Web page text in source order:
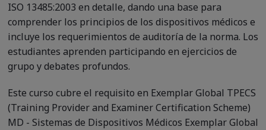
ISO 13485:2003 en detalle, dando una base para
comprender los principios de los dispositivos médicos e
incluye los requerimientos de auditoría de la norma. Los
estudiantes aprenden participando en ejercicios de
grupo y debates profundos.
Este curso cubre el requisito en Exemplar Global TPECS
(Training Provider and Examiner Certification Scheme)
MD - Sistemas de Dispositivos Médicos Exemplar Global